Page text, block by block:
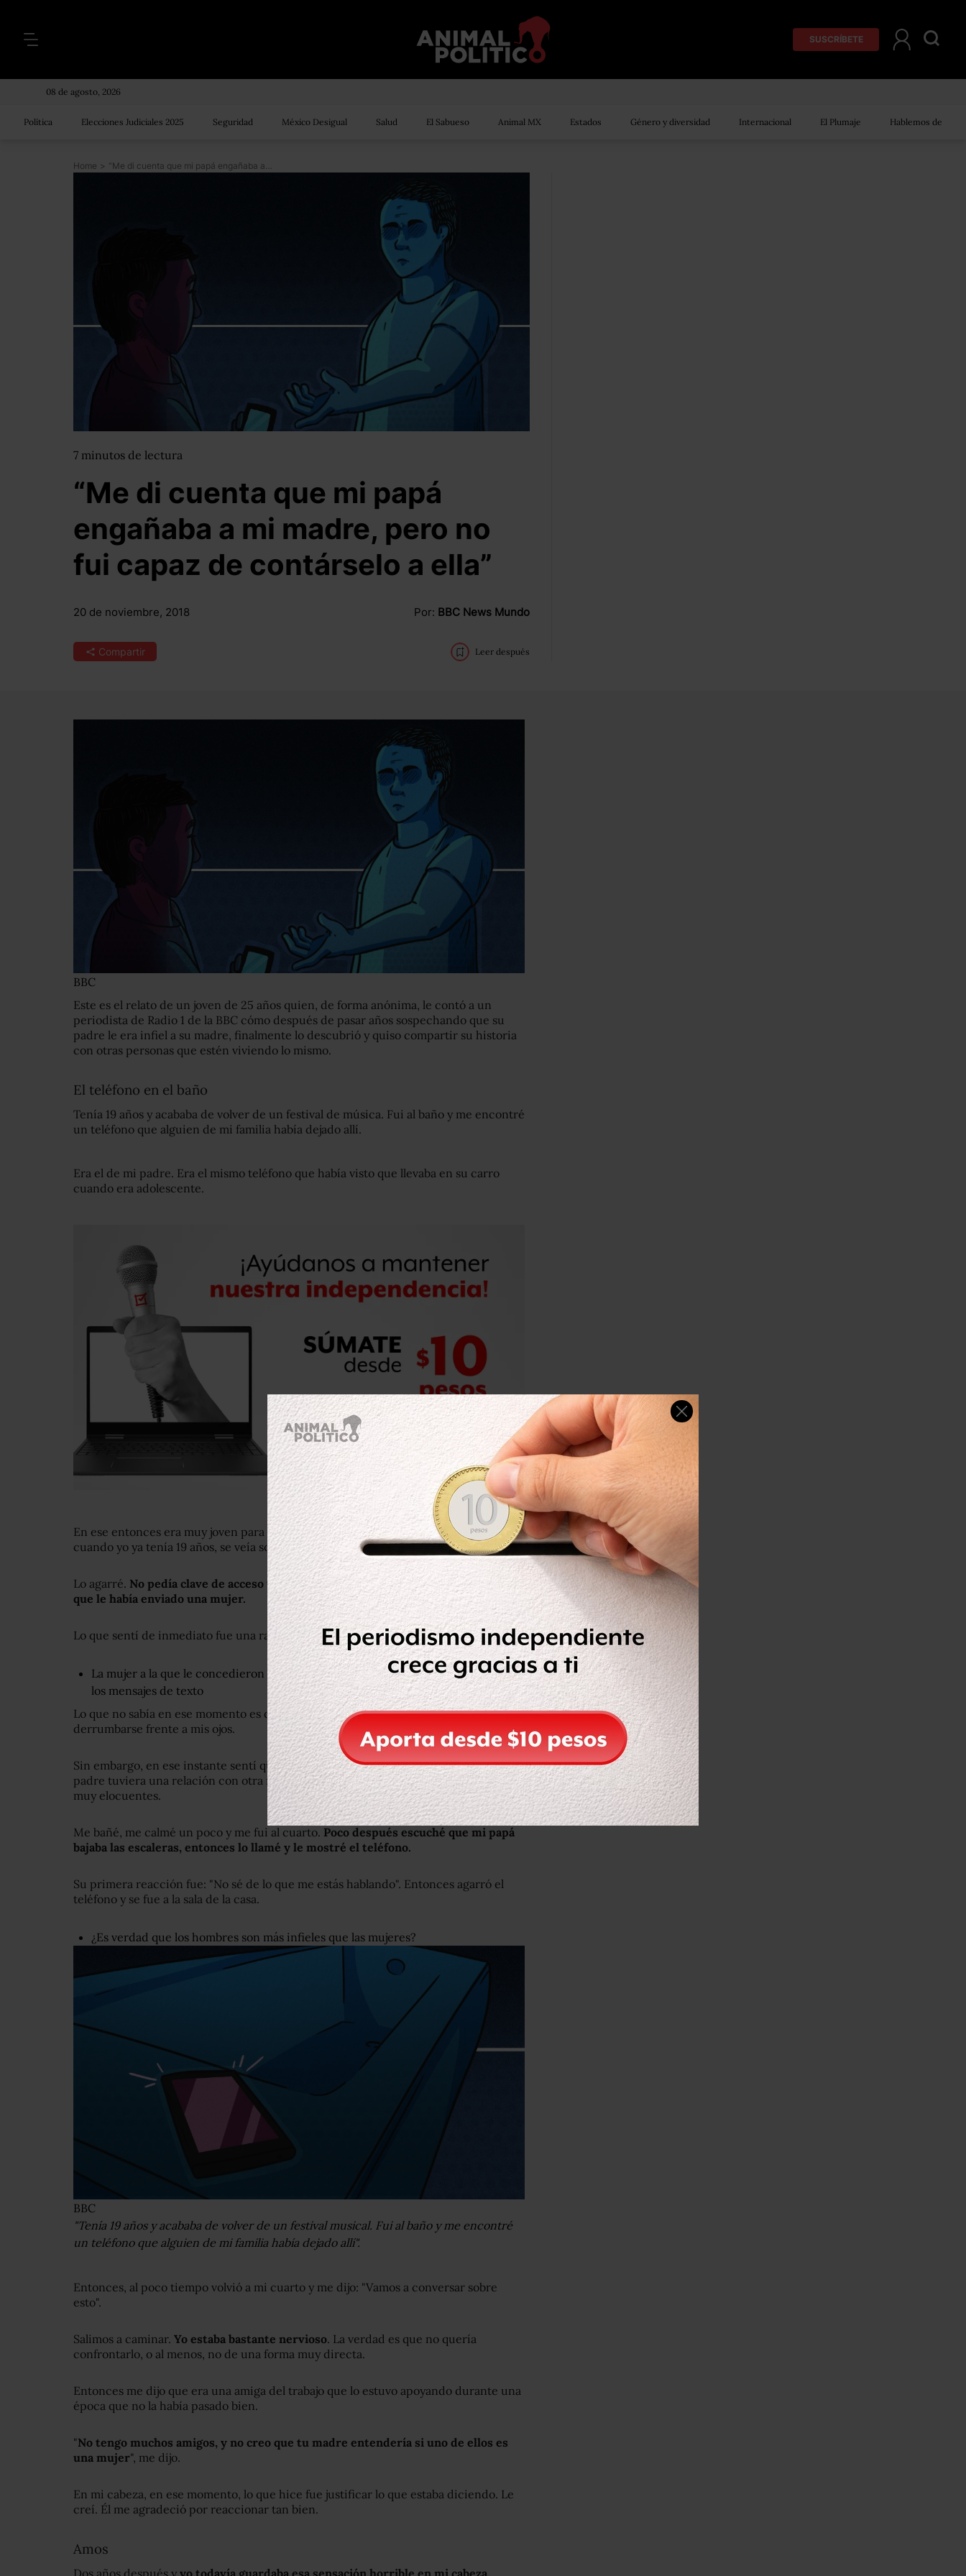
SUSCRÍBETE
08 de agosto, 2026
Política Elecciones Judiciales 2025 Seguridad México Desigual Salud El Sabueso Animal MX Estados Género y diversidad Internacional El Plumaje Hablemos de
Home > “Me di cuenta que mi papá engañaba a mi madre, pero no fui capaz de contárselo a ella”
7 minutos de lectura
“Me di cuenta que mi papá
engañaba a mi madre, pero no
fui capaz de contárselo a ella”
20 de noviembre, 2018 Por: BBC News Mundo
Compartir Leer después
BBC
Este es el relato de un joven de 25 años quien, de forma anónima, le contó a un
periodista de Radio 1 de la BBC cómo después de pasar años sospechando que su
padre le era infiel a su madre, finalmente lo descubrió y quiso compartir su historia
con otras personas que estén viviendo lo mismo.
El teléfono en el baño
Tenía 19 años y acababa de volver de un festival de música. Fui al baño y me encontré
un teléfono que alguien de mi familia había dejado allí.
Era el de mi padre. Era el mismo teléfono que había visto que llevaba en su carro
cuando era adolescente.
En ese entonces era muy joven para notar que tenía algo distinto. Pero ahora,
cuando yo ya tenía 19 años, se veía sospechoso.
Lo agarré. No pedía clave de acceso y entonces comencé a leer varios mensajes
que le había enviado una mujer.
Lo que sentí de inmediato fue una rabia que inundó todo mi cuerpo.
La mujer a la que le concedieron el divorcio porque su marido no le contestaba
los mensajes de texto
Lo que no sabía en ese momento es que lo que yo consideraba familia comenzaba a
derrumbarse frente a mis ojos.
Sin embargo, en ese instante sentí que no había suficiente evidencia de que mi
padre tuviera una relación con otra mujer. Ninguno de los mensajes de texto eran
muy elocuentes.
Me bañé, me calmé un poco y me fui al cuarto. Poco después escuché que mi papá
bajaba las escaleras, entonces lo llamé y le mostré el teléfono.
Su primera reacción fue: "No sé de lo que me estás hablando". Entonces agarró el
teléfono y se fue a la sala de la casa.
¿Es verdad que los hombres son más infieles que las mujeres?
BBC
"Tenía 19 años y acababa de volver de un festival musical. Fui al baño y me encontré
un teléfono que alguien de mi familia había dejado allí".
Entonces, al poco tiempo volvió a mi cuarto y me dijo: "Vamos a conversar sobre
esto".
Salimos a caminar. Yo estaba bastante nervioso. La verdad es que no quería
confrontarlo, o al menos, no de una forma muy directa.
Entonces me dijo que era una amiga del trabajo que lo estuvo apoyando durante una
época que no la había pasado bien.
"No tengo muchos amigos, y no creo que tu madre entendería si uno de ellos es
una mujer", me dijo.
En mi cabeza, en ese momento, lo que hice fue justificar lo que estaba diciendo. Le
creí. Él me agradeció por reaccionar tan bien.
Amos